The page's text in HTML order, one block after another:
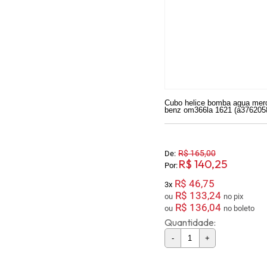
Cubo helice bomba agua
benz om366la 1621
De: R$ 165,00
Por: R$ 140,25
3x R$ 46,75
ou R$ 133,24
no pix
ou R$ 136,04 no boleto
Quantidade:
- +